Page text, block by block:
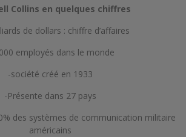
Collins en quelques chiffres
de dollars : chiffre d’affaires
employés dans le monde
-société créé en 1933
-Présente dans 27 pays
des systèmes de communication militaire
américains